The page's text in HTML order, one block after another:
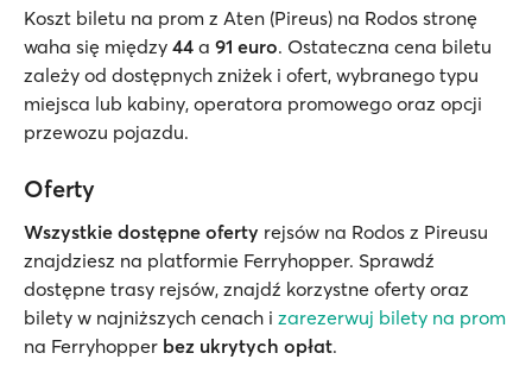
Koszt biletu na prom z Aten (Pireus) na Rodos stronę
waha się między 44 a 91 euro. Ostateczna cena biletu
zależy od dostępnych zniżek i ofert, wybranego typu
miejsca lub kabiny, operatora promowego oraz opcji
przewozu pojazdu.
Oferty
Wszystkie dostępne oferty rejsów na Rodos z Pireusu
znajdziesz na platformie Ferryhopper. Sprawdź
dostępne trasy rejsów, znajdź korzystne oferty oraz
bilety w najniższych cenach i zarezerwuj bilety na prom
na Ferryhopper bez ukrytych opłat.